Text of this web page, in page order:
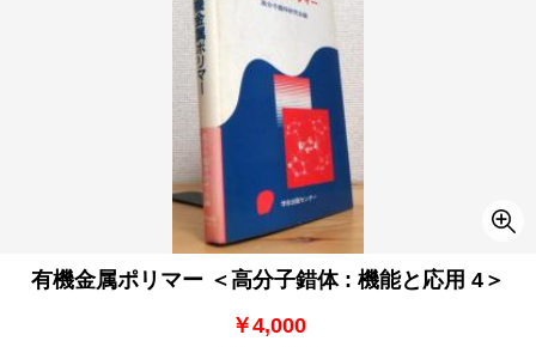
有機金属ポリマー ＜高分子錯体 : 機能と応用 4＞
￥4,000